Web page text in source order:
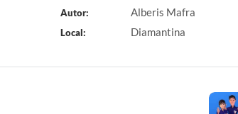
Autor: Alberis Mafra
Local: Diamantina